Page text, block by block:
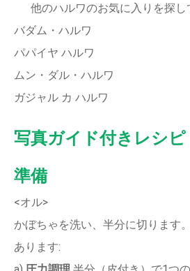
他のハルワのお気に入りを探し
バダム・ハルワ
パパイヤ ハルワ
ムン・ダル・ハルワ
ガジャル カ ハルワ
写真ガイド付きレシピ
準備
<オル>
かぼちゃを洗い、半分に切ります
あります: